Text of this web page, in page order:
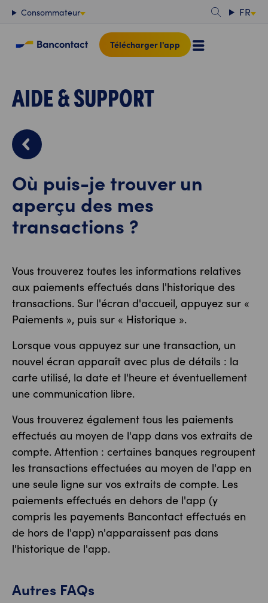
Contenu
Consommateur FR
Télécharger l'app
AIDE & SUPPORT
Où puis-je trouver un
aperçu des mes
transactions ?
Vous trouverez toutes les informations relatives
aux paiements effectués dans l'historique des
transactions. Sur l'écran d'accueil, appuyez sur «
Paiements », puis sur « Historique ».
Lorsque vous appuyez sur une transaction, un
nouvel écran apparaît avec plus de détails : la
carte utilisé, la date et l'heure et éventuellement
une communication libre.
Vous trouverez également tous les paiements
effectués au moyen de l'app dans vos extraits de
compte. Attention : certaines banques regroupent
les transactions effectuées au moyen de l'app en
une seule ligne sur vos extraits de compte. Les
paiements effectués en dehors de l'app (y
compris les payements Bancontact effectués en
de hors de l'app) n'apparaissent pas dans
l'historique de l'app.
Autres FAQs